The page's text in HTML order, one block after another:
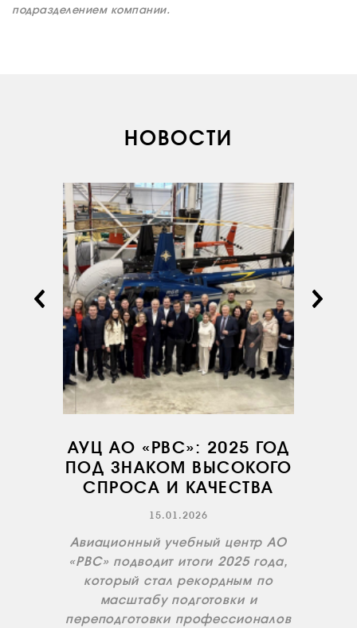
О КОМПАНИИ
ВАКАНСИИ
ДОКУМЕНТЫ
ВНУТРЕННИЕ
ДОКУМЕНТЫ
КОМПАНИИ
АВИАПАРК
СЕРВИС
ИНФРАСТРУКТУРА
ОБУЧЕНИЕ
ПРОДАЖА
ПРОДАЖА АТИ
подразделением компании.
НОВОСТИ
АУЦ АО «РВС»: 2025 ГОД
ПОД ЗНАКОМ ВЫСОКОГО
СПРОСА И КАЧЕСТВА
15.01.2026
Авиационный учебный центр АО
«РВС» подводит итоги 2025 года,
который стал рекордным по
масштабу подготовки и
переподготовки профессионалов